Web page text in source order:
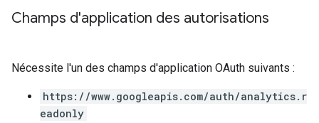
Champs d'application des autorisations
Nécessite l'un des champs d'application OAuth suivants :
https://www.googleapis.com/auth/analytics.r
eadonly